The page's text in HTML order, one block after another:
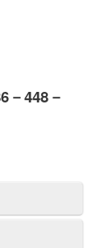
448－